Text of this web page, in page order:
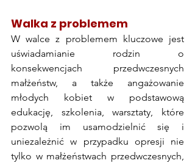
Walka z problemem
W walce z problemem kluczowe jest
uświadamianie rodzin o
konsekwencjach przedwczesnych
małżeństw, a także angażowanie
młodych kobiet w podstawową
edukację, szkolenia, warsztaty, które
pozwolą im usamodzielnić się i
uniezależnić w przypadku opresji nie
tylko w małżeństwach przedwczesnych,